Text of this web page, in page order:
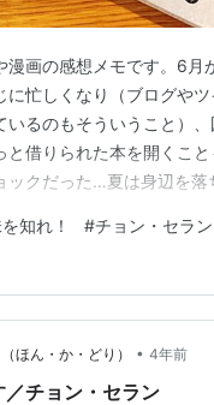
漫画の感想メモです。6月
に忙しくなり（ブログや
いるのもそういうこと）
と借りられた本を開くこ
ックだった…夏は身辺を落
は美人 スイートホーム
図録 ファッションショー
残る300のショーの物語
コーン まじめな会社員 金
ピリオド12 女×女のうま
知れ！ #チョン・セラン
ほん・か・どり） • 4年前
チョン・セラン